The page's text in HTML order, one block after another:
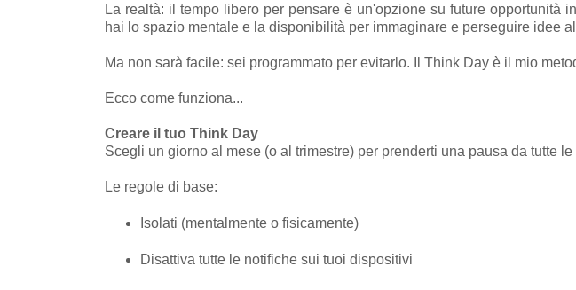
La realtà: il tempo libero per pensare è un'opzione su future opportunità
hai lo spazio mentale e la disponibilità per immaginare e perseguire idee
Ma non sarà facile: sei programmato per evitarlo. Il Think Day è il mio
Ecco come funziona...
Creare il tuo Think Day
Scegli un giorno al mese (o al trimestre) per prenderti una pausa da tutte
Le regole di base:
Isolati (mentalmente o fisicamente)
Disattiva tutte le notifiche sui tuoi dispositivi